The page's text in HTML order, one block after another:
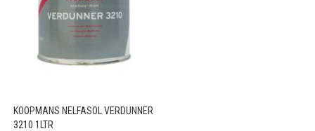
KOOPMANS NELFASOL VERDUNNER
3210 1LTR